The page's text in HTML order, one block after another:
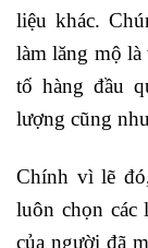
liệu khác.
làm lăng mộ là
tố hàng đầu
lượng cũng
Chính vì lẽ
luôn chọn các
của người đã